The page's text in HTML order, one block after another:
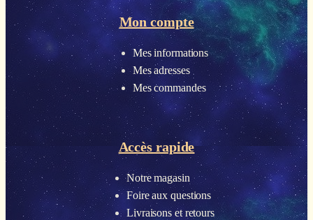
Mon compte
Mes informations
Mes adresses
Mes commandes
Accès rapide
Notre magasin
Foire aux questions
Livraisons et retours